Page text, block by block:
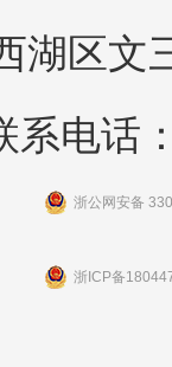
湖区文
系电话
浙公网安备
浙ICP备